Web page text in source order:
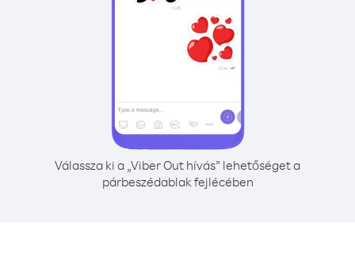
Válassza ki a „Viber Out hívás” lehetőséget a
párbeszédablak fejlécében